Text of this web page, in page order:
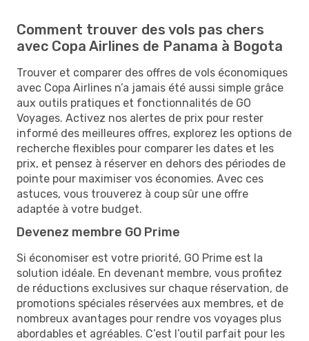
Comment trouver des vols pas chers
avec Copa Airlines de Panama à Bogota
Trouver et comparer des offres de vols économiques
avec Copa Airlines n’a jamais été aussi simple grâce
aux outils pratiques et fonctionnalités de GO
Voyages. Activez nos alertes de prix pour rester
informé des meilleures offres, explorez les options de
recherche flexibles pour comparer les dates et les
prix, et pensez à réserver en dehors des périodes de
pointe pour maximiser vos économies. Avec ces
astuces, vous trouverez à coup sûr une offre
adaptée à votre budget.
Devenez membre GO Prime
Si économiser est votre priorité, GO Prime est la
solution idéale. En devenant membre, vous profitez
de réductions exclusives sur chaque réservation, de
promotions spéciales réservées aux membres, et de
nombreux avantages pour rendre vos voyages plus
abordables et agréables. C’est l’outil parfait pour les